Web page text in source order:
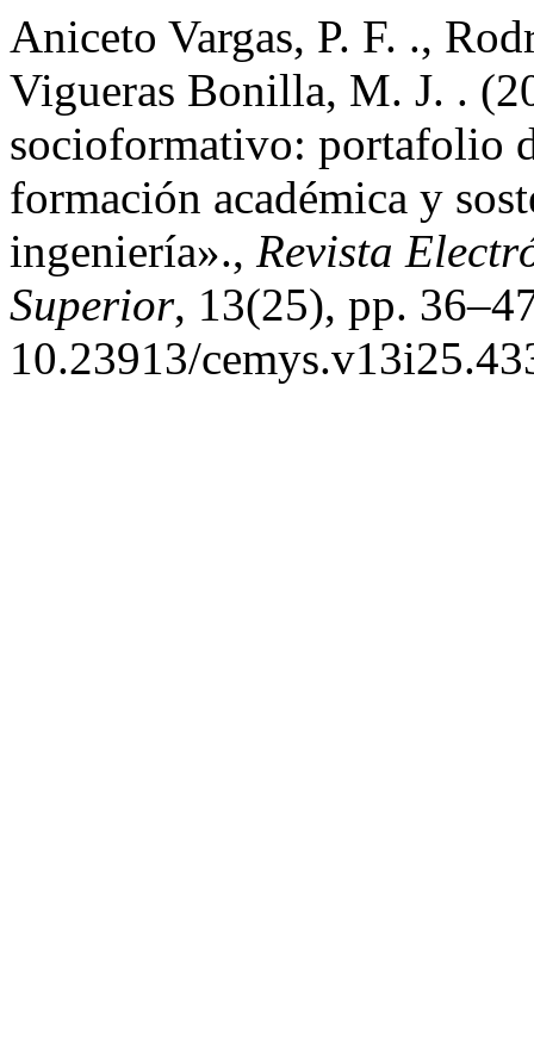
Aniceto Vargas, P. F. .,
Vigueras Bonilla, M. J. .
socioformativo: portafolio
formación académica y
ingeniería»., Revista
Superior, 13(25), pp.
10.23913/